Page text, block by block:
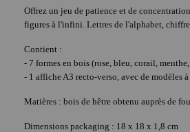
Offrez un jeu de patience et de
figures à l'infini. Lettres de l'alphabet,
Contient :
- 7 formes en bois (rose, bleu, corail,
- 1 affiche A3 recto-verso, avec de modèles
Matières : bois de hêtre obtenu auprès de
Dimensions packaging : 18 x 18 x 1,8 cm